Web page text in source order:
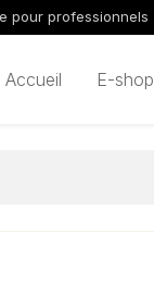
pour professionnels
Accueil E-shop